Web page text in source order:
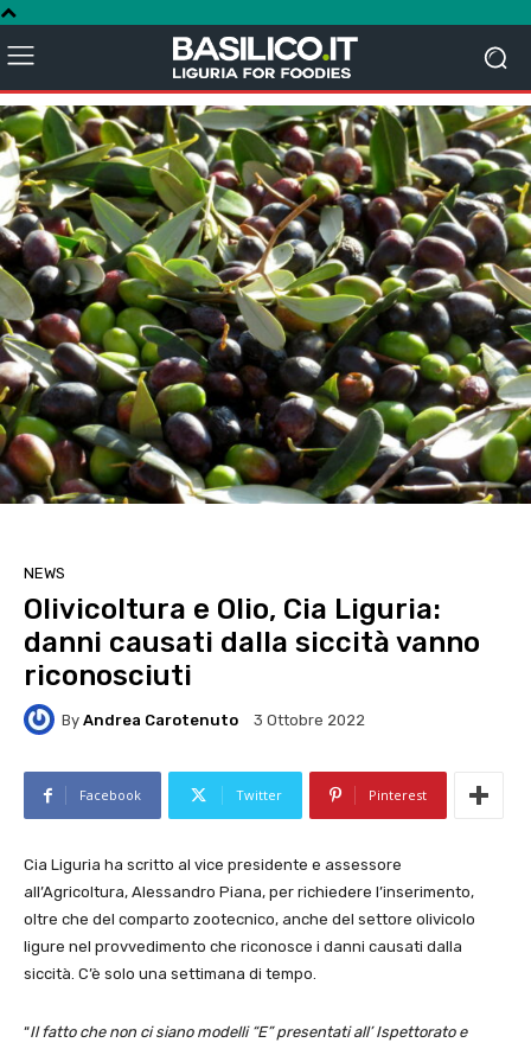
NEWS
Olivicoltura e Olio, Cia Liguria:
danni causati dalla siccità vanno
riconosciuti
By Andrea Carotenuto 3 Ottobre 2022
Facebook Twitter Pinterest
Cia Liguria ha scritto al vice presidente e assessore
all’Agricoltura, Alessandro Piana, per richiedere l’inserimento,
oltre che del comparto zootecnico, anche del settore olivicolo
ligure nel provvedimento che riconosce i danni causati dalla
siccità. C’è solo una settimana di tempo.
“Il fatto che non ci siano modelli “E” presentati all’ Ispettorato e